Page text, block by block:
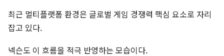
최근 멀티플랫폼 환경은 글로벌 게임 경쟁력 핵심 요소로 자리
잡고 있다.
넥슨도 이 흐름을 적극 반영하는 모습이다.